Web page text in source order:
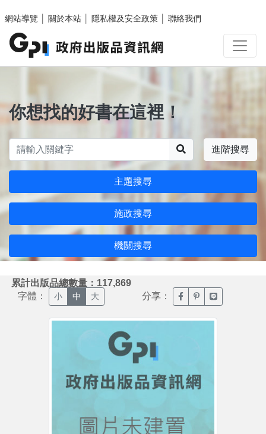
網站導覽
關於本站 隱私權及安全政策 聯絡我們
你想找的好書在這裡！
進階搜尋
主題搜尋
施政搜尋
機關搜尋
累計出版品總數量：117,869
字體： 小 中 大 分享： 臉書分享(另開新視窗)
噗浪分享(另開新
Line分享(另